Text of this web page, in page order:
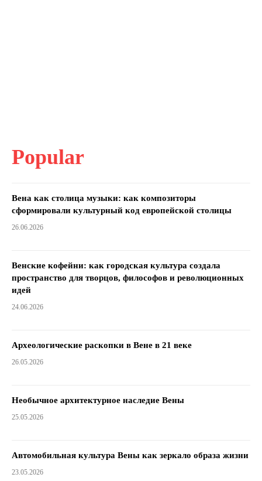
Popular
Вена как столица музыки: как композиторы
сформировали культурный код европейской столицы
26.06.2026
Венские кофейни: как городская культура создала
пространство для творцов, философов и революционных
идей
24.06.2026
Археологические раскопки в Вене в 21 веке
26.05.2026
Необычное архитектурное наследие Вены
25.05.2026
Автомобильная культура Вены как зеркало образа жизни
23.05.2026